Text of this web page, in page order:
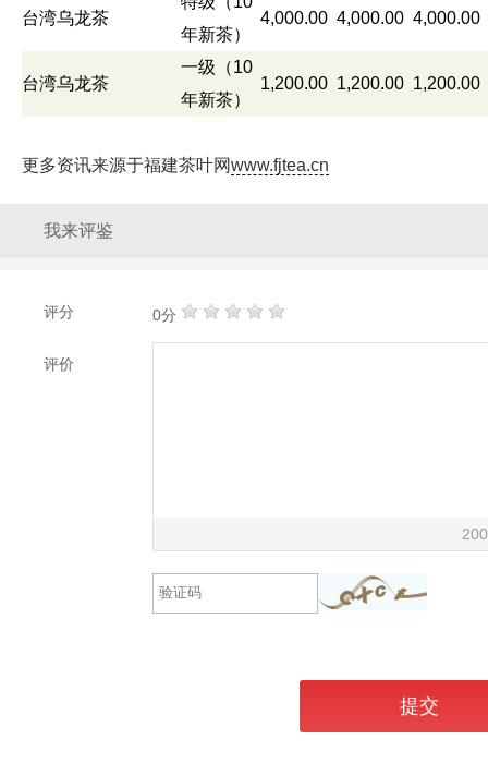
台湾乌龙茶
年新茶）
4,000.00 4,000.00 4,000.00
台湾乌龙茶
一级（10
年新茶）
1,200.00 1,200.00 1,200.00
更多资讯来源于福建茶叶网www.fjtea.cn
我来评鉴
评分 0分
评价
200
提交